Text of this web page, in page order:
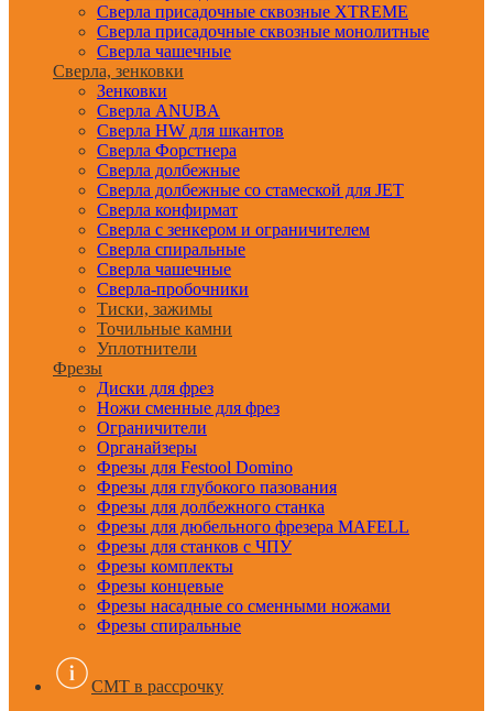
Сверла присадочные сквозные XTREME
Сверла присадочные сквозные монолитные
Сверла чашечные
Сверла, зенковки
Зенковки
Сверла ANUBA
Сверла HW для шкантов
Сверла Форстнера
Сверла долбежные
Сверла долбежные со стамеской для JET
Сверла конфирмат
Сверла с зенкером и ограничителем
Сверла спиральные
Сверла чашечные
Сверла-пробочники
Тиски, зажимы
Точильные камни
Уплотнители
Фрезы
Диски для фрез
Ножи сменные для фрез
Ограничители
Органайзеры
Фрезы для Festool Domino
Фрезы для глубокого пазования
Фрезы для долбежного станка
Фрезы для дюбельного фрезера MAFELL
Фрезы для станков с ЧПУ
Фрезы комплекты
Фрезы концевые
Фрезы насадные со сменными ножами
Фрезы спиральные
CMT в рассрочку